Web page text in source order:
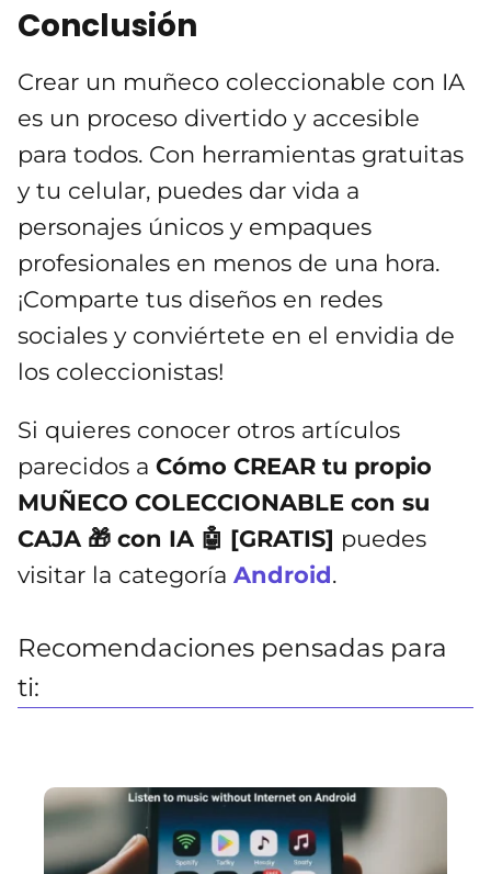
Conclusión
Crear un muñeco coleccionable con IA
es un proceso divertido y accesible
para todos. Con herramientas gratuitas
y tu celular, puedes dar vida a
personajes únicos y empaques
profesionales en menos de una hora.
¡Comparte tus diseños en redes
sociales y conviértete en el envidia de
los coleccionistas!
Si quieres conocer otros artículos
parecidos a Cómo CREAR tu propio
MUÑECO COLECCIONABLE con su
CAJA 🎁 con IA 🤖 [GRATIS] puedes
visitar la categoría Android.
Recomendaciones pensadas para
ti: